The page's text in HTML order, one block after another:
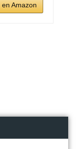
Amazon